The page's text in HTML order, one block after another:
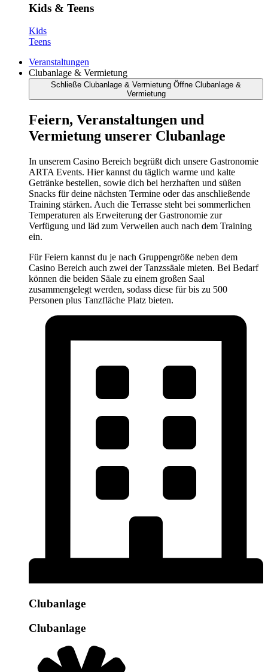
Kids & Teens
Kids
Teens
Veranstaltungen
Clubanlage & Vermietung
Schließe Clubanlage & Vermietung Öffne Clubanlage &
Vermietung
Feiern, Veranstaltungen und
Vermietung unserer Clubanlage
In unserem Casino Bereich begrüßt dich unsere Gastronomie
ARTA Events. Hier kannst du täglich warme und kalte
Getränke bestellen, sowie dich bei herzhaften und süßen
Snacks für deine nächsten Termine oder das anschließende
Training stärken. Auch die Terrasse steht bei sommerlichen
Temperaturen als Erweiterung der Gastronomie zur
Verfügung und läd zum Verweilen auch nach dem Training
ein.
Für Feiern kannst du je nach Gruppengröße neben dem
Casino Bereich auch zwei der Tanzssäale mieten. Bei Bedarf
können die beiden Säale zu einem großen Saal
zusammengelegt werden, sodass diese für bis zu 500
Personen plus Tanzfläche Platz bieten.
Clubanlage
Clubanlage